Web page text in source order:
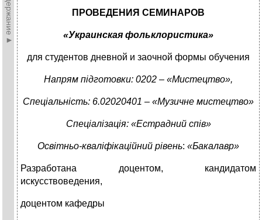
ПРОВЕДЕНИЯ СЕМИНАРОВ
«Украинская фольклористика»
для студентов дневной и заочной формы обучения
Напрям підготовки: 0202 – «Мистецтво»,
Спеціальність: 6.02020401 – «Музичне мистецтво»
Спеціалізація: «Естрадний спів»
Освітньо-кваліфікаційний рівень: «Бакалавр»
Разработана доцентом, кандидатом
искусствоведения,
доцентом кафедры